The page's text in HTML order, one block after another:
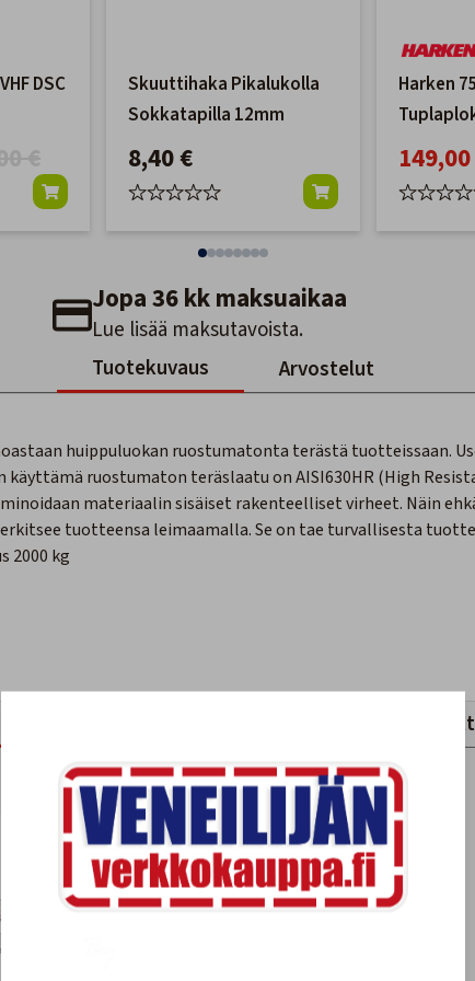
DSC
Skuuttihaka Pikalukolla
Sokkatapilla 12mm
8,40 €
Harken
Jopa 36 kk maksuaikaa
Lue lisää maksutavoista.
Tuotekuvaus
Arvostelut
huippuluokan ruostumatonta terästä tuotteissaan.
ruostumaton teräslaatu on AISI630HR (High
materiaalin sisäiset rakenteelliset virheet. Näin
tuotteensa leimaamalla. Se on tae turvallisesta
2000 kg
tuotteet Viimeksi katsotut